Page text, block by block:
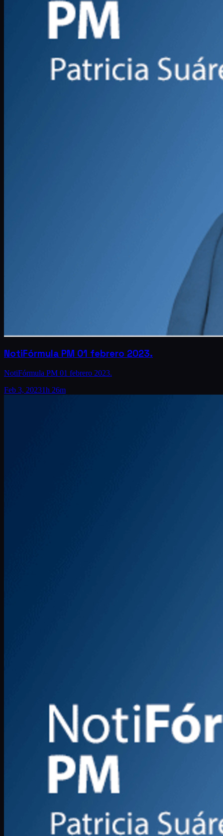
NotiFórmula PM 01 febrero 2023.
NotiFórmula PM 01 febrero 2023.
Feb 3, 20231h 26m